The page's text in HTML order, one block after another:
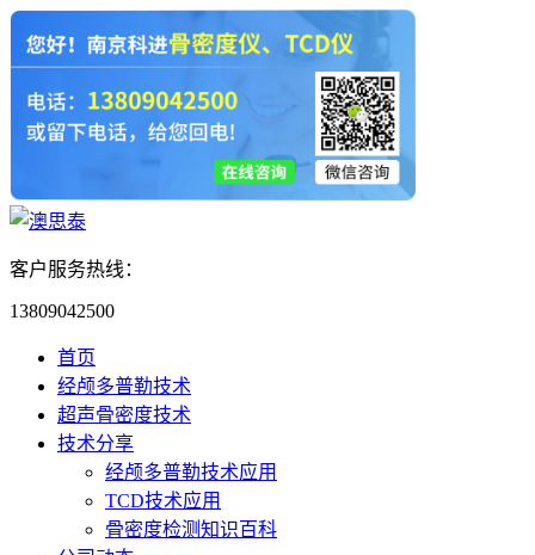
客户服务热线：
13809042500
首页
经颅多普勒技术
超声骨密度技术
技术分享
经颅多普勒技术应用
TCD技术应用
骨密度检测知识百科